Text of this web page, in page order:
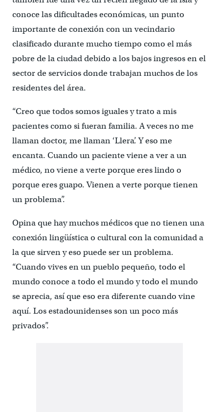
conoce las dificultades económicas, un punto
importante de conexión con un vecindario
clasificado durante mucho tiempo como el más
pobre de la ciudad debido a los bajos ingresos en el
sector de servicios donde trabajan muchos de los
residentes del área.
“Creo que todos somos iguales y trato a mis
pacientes como si fueran familia. A veces no me
llaman doctor, me llaman ‘Llera’. Y eso me
encanta. Cuando un paciente viene a ver a un
médico, no viene a verte porque eres lindo o
porque eres guapo. Vienen a verte porque tienen
un problema”.
Opina que hay muchos médicos que no tienen una
conexión lingüística o cultural con la comunidad a
la que sirven y eso puede ser un problema.
“Cuando vives en un pueblo pequeño, todo el
mundo conoce a todo el mundo y todo el mundo
se aprecia, así que eso era diferente cuando vine
aquí. Los estadounidenses son un poco más
privados”.